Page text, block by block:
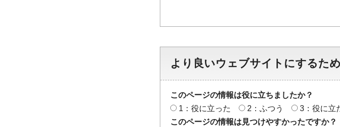
より良いウェブサイトにするた
このページの情報は役に立ちましたか？
1：役に立った
2：ふつう
3：役に立
このページの情報は見つけやすかったですか？